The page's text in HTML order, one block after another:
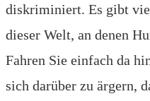
diskriminiert. Es gibt
dieser Welt, an denen
Fahren Sie einfach da
sich darüber zu ärgern,